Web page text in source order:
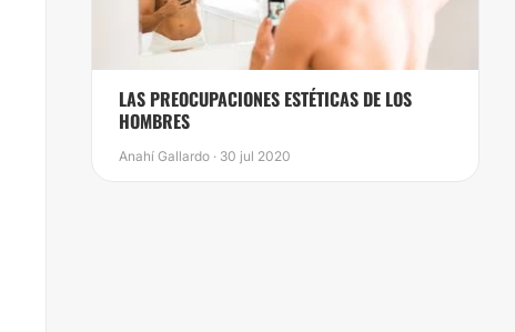
LAS PREOCUPACIONES ESTÉTICAS DE LOS
HOMBRES
Anahí Gallardo · 30 jul 2020